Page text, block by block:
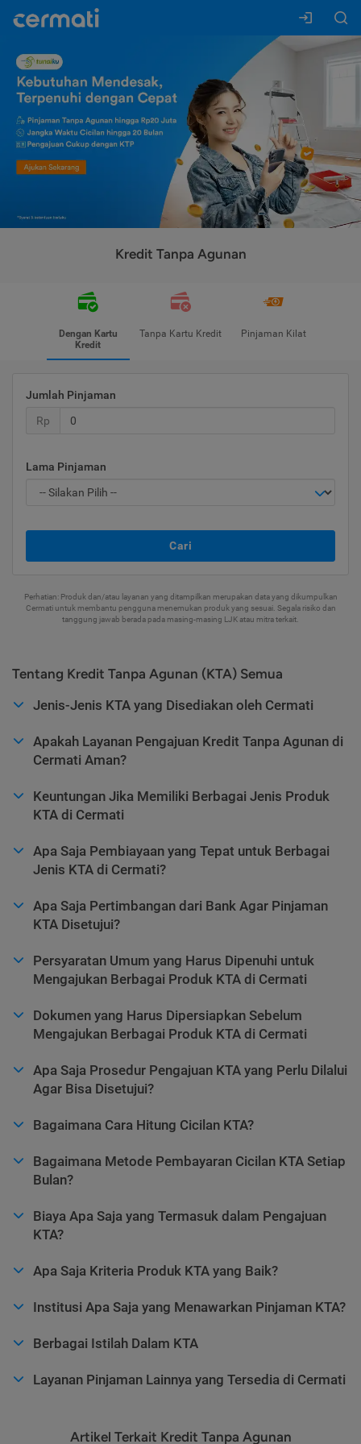
Kredit Tanpa Agunan
Dengan Kartu
Kredit
Tanpa Kartu Kredit Pinjaman Kilat
Jumlah Pinjaman
Rp
Lama Pinjaman
Cari
Perhatian: Produk dan/atau layanan yang ditampilkan merupakan data yang dikumpulkan
Cermati untuk membantu pengguna menemukan produk yang sesuai. Segala risiko dan
tanggung jawab berada pada masing-masing LJK atau mitra terkait.
Tentang Kredit Tanpa Agunan (KTA) Semua
Jenis-Jenis KTA yang Disediakan oleh Cermati
Apakah Layanan Pengajuan Kredit Tanpa Agunan di
Cermati Aman?
Keuntungan Jika Memiliki Berbagai Jenis Produk
KTA di Cermati
Apa Saja Pembiayaan yang Tepat untuk Berbagai
Jenis KTA di Cermati?
Apa Saja Pertimbangan dari Bank Agar Pinjaman
KTA Disetujui?
Persyaratan Umum yang Harus Dipenuhi untuk
Mengajukan Berbagai Produk KTA di Cermati
Dokumen yang Harus Dipersiapkan Sebelum
Mengajukan Berbagai Produk KTA di Cermati
Apa Saja Prosedur Pengajuan KTA yang Perlu Dilalui
Agar Bisa Disetujui?
Bagaimana Cara Hitung Cicilan KTA?
Bagaimana Metode Pembayaran Cicilan KTA Setiap
Bulan?
Biaya Apa Saja yang Termasuk dalam Pengajuan
KTA?
Apa Saja Kriteria Produk KTA yang Baik?
Institusi Apa Saja yang Menawarkan Pinjaman KTA?
Berbagai Istilah Dalam KTA
Layanan Pinjaman Lainnya yang Tersedia di Cermati
Artikel Terkait Kredit Tanpa Agunan